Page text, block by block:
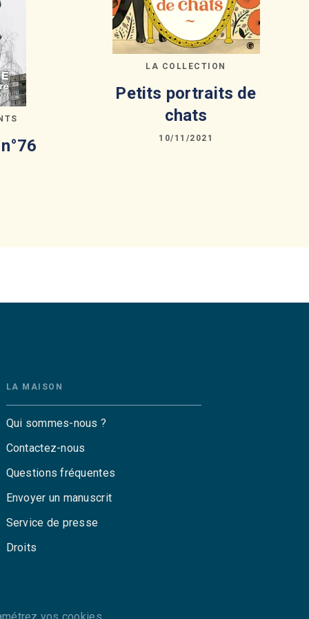
LA COLLECTION
Petits portraits de
chats
10/11/2021
LA MAISON
Qui sommes-nous ?
Contactez-nous
Questions fréquentes
Envoyer un manuscrit
Service de presse
Droits